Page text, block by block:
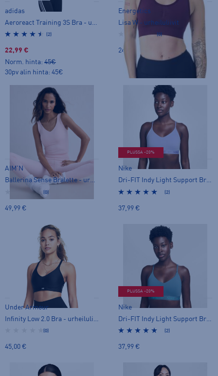
adidas
(2)
22,99 €
Norm. hinta: 45€
30pv alin hinta: 45€
Energetics
Lisa W - urheiluliivit
(0)
24,90 €
AIM'N
Ballerina Sense Bralette - urheiluliivit
(0)
49,99 €
PLUSSA -20%
Nike
Dri-FIT Indy Light Support Bra W - urheiluliivit
(2)
37,99 €
Under Armour
Infinity Low 2.0 Bra - urheiluliivit
(0)
45,00 €
PLUSSA -20%
Nike
Dri-FIT Indy Light Support Bra W - urheiluliivit
(2)
37,99 €